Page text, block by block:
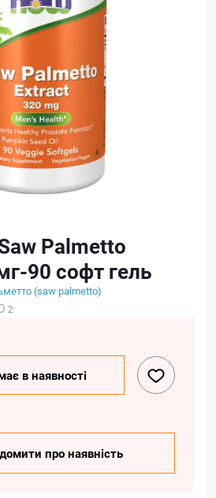
Palmetto
90 софт гель
(saw palmetto)
2
в наявності
про наявність